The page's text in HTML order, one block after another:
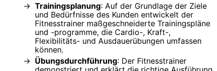
Trainingsplanung: Auf der Grundlage der Ziele
und Bedürfnisse des Kunden entwickelt der
Fitnesstrainer maßgeschneiderte Trainingspläne
und -programme, die Cardio-, Kraft-,
Flexibilitäts- und Ausdauerübungen umfassen
können.
Übungsdurchführung: Der Fitnesstrainer